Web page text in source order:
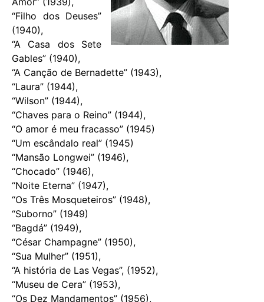
“Filho dos Deuses”
(1940),
“A Casa dos Sete
Gables” (1940),
“A Canção de Bernadette” (1943),
“Laura” (1944),
“Wilson” (1944),
“Chaves para o Reino” (1944),
“O amor é meu fracasso” (1945)
“Um escândalo real” (1945)
“Mansão Longwei” (1946),
“Chocado” (1946),
“Noite Eterna” (1947),
“Os Três Mosqueteiros” (1948),
“Suborno” (1949)
“Bagdá” (1949),
“César Champagne” (1950),
“Sua Mulher” (1951),
“A história de Las Vegas”, (1952),
“Museu de Cera” (1953),
“Os Dez Mandamentos” (1956),